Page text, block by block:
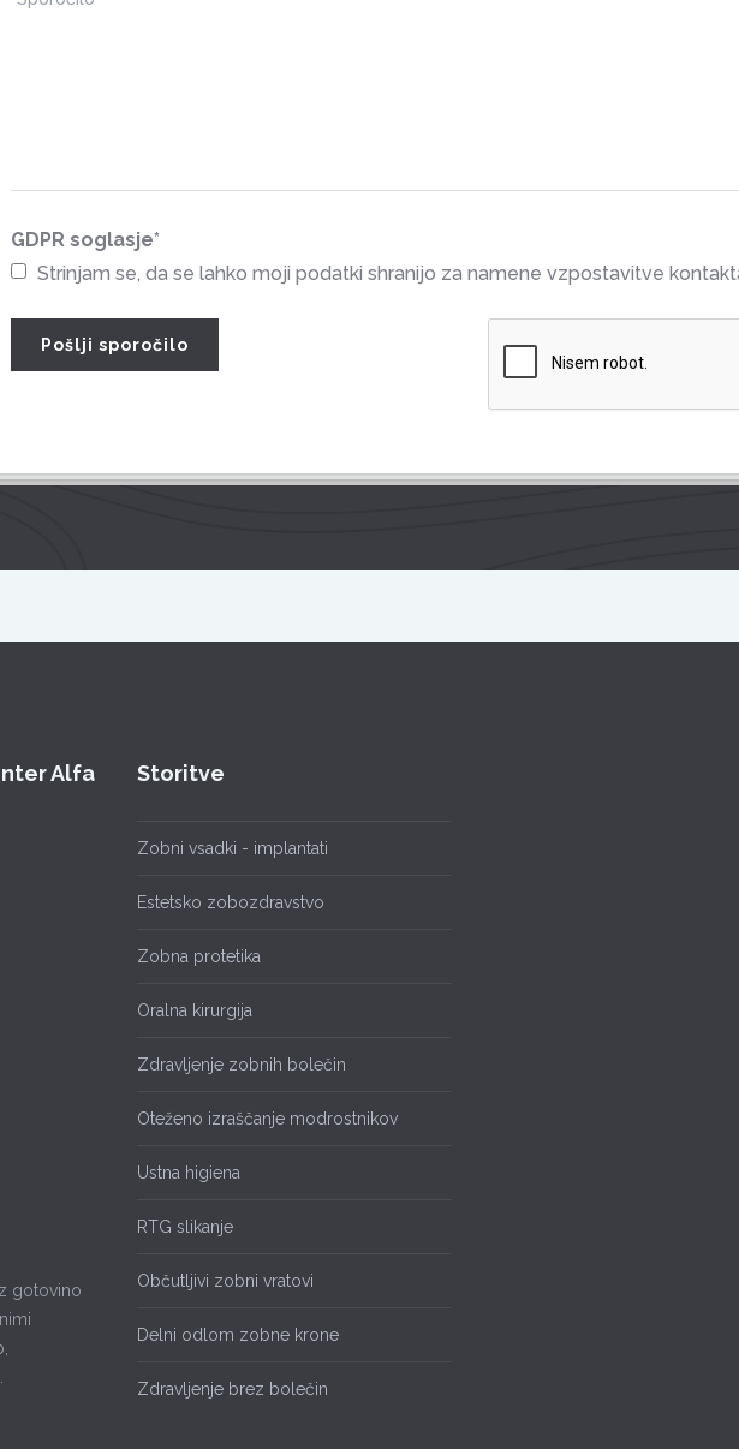
GDPR soglasje*
Strinjam se, da se lahko moji podatki shranijo za namene vzpostavitve
Alfa
gotovino
Storitve
Zobni vsadki - implantati
Estetsko zobozdravstvo
Zobna protetika
Oralna kirurgija
Zdravljenje zobnih bolečin
Oteženo izraščanje modrostnikov
Ustna higiena
RTG slikanje
Občutljivi zobni vratovi
Delni odlom zobne krone
Zdravljenje brez bolečin